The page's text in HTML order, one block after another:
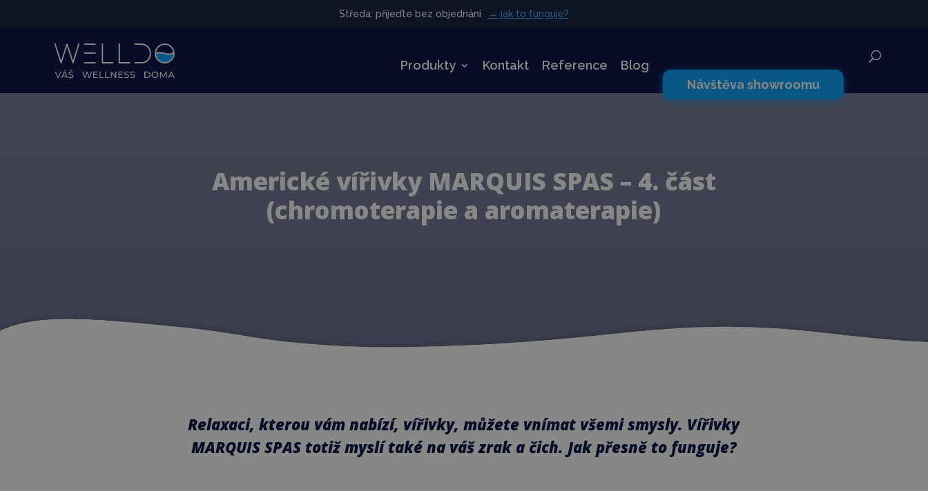
Produkty Kontakt Reference
Blog
Návštěva showroomu
Americké vířivky MARQUIS SPAS – 4. část
(chromoterapie a aromaterapie)
Relaxaci, kterou vám nabízí, vířivky, můžete vnímat všemi smysly. Vířivky
MARQUIS SPAS totiž myslí také na váš zrak a čich. Jak přesně to funguje?
Středa: přijeďte bez objednání → jak to funguje?
Středa: přijeďte bez objednání → jak to funguje?